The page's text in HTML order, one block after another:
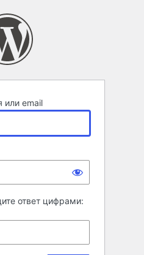
или email
ответ цифрами: